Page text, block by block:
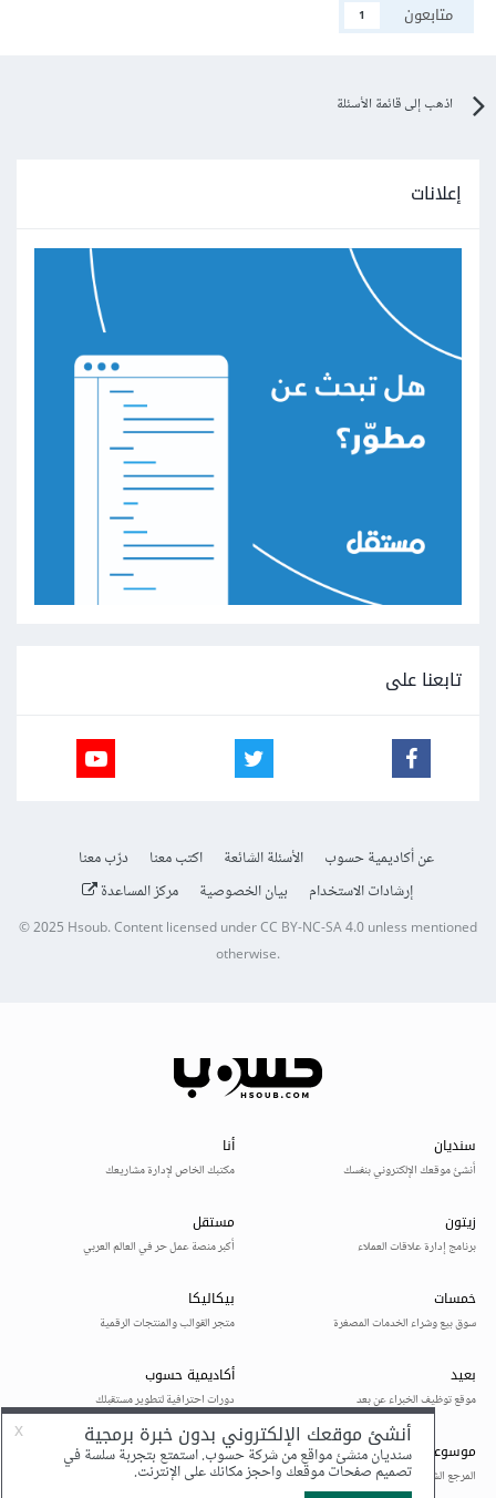
متابعون
1
اذهب إلى قائمة الأسئلة
إعلانات
تابعنا على
عن أكاديمية حسوب الأسئلة الشائعة اكتب معنا
درّب معنا
إرشادات الاستخدام
بيان الخصوصية مركز المساعدة
© 2025Hsoub.Content licensed underCC BY-NC-SA 4.0unless mentioned
otherwise.